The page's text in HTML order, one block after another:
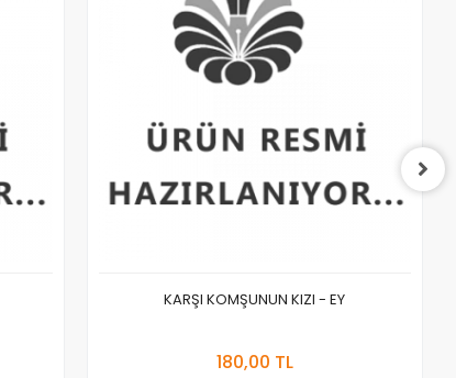
KARŞI KOMŞUNUN KIZI - EY
180,00 TL